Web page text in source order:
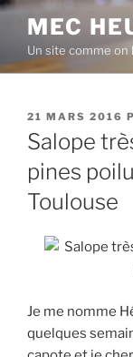
Aller
contenu
principal
MEC
Un site comme on
PUBLIÉ
LE
21 MARS 2016
Salope
pines
Toulouse
Je me nomme
quelques